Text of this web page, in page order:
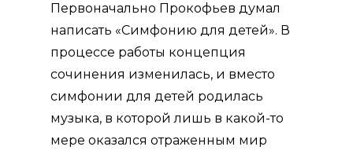
Первоначально Прокофьев думал
написать «Симфонию для детей». В
процессе работы концепция
сочинения изменилась, и вместо
симфонии для детей родилась
музыка, в которой лишь в какой-то
мере оказался отраженным мир